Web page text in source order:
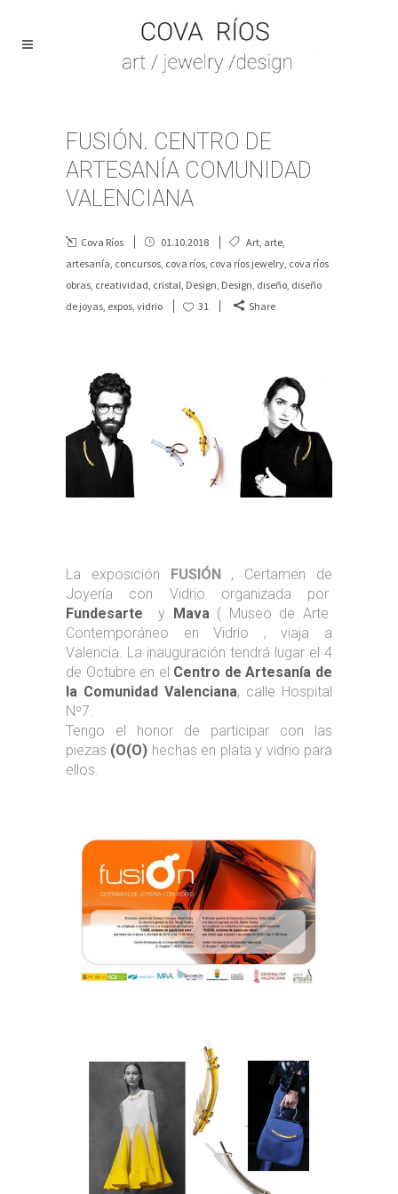
FUSIÓN. CENTRO DE
ARTESANÍA COMUNIDAD
VALENCIANA
Cova Ríos 01.10.2018 Art, arte,
artesanía, concursos, cova ríos, cova ríos jewelry, cova ríos
obras, creatividad, cristal, Design, Design, diseño, diseño
de joyas, expos, vidrio 31 Share
La exposición FUSIÓN, Certamen de
Joyería con Vidrio organizada por
Fundesarte y Mava( Museo de Arte
Contemporáneo en Vidrio , viaja a
Valencia. La inauguración tendrá lugar el 4
de Octubre en el Centro de Artesanía de
la Comunidad Valenciana, calle Hospital
Nº7.
Tengo el honor de participar con las
piezas (O(O) hechas en plata y vidrio para
ellos.